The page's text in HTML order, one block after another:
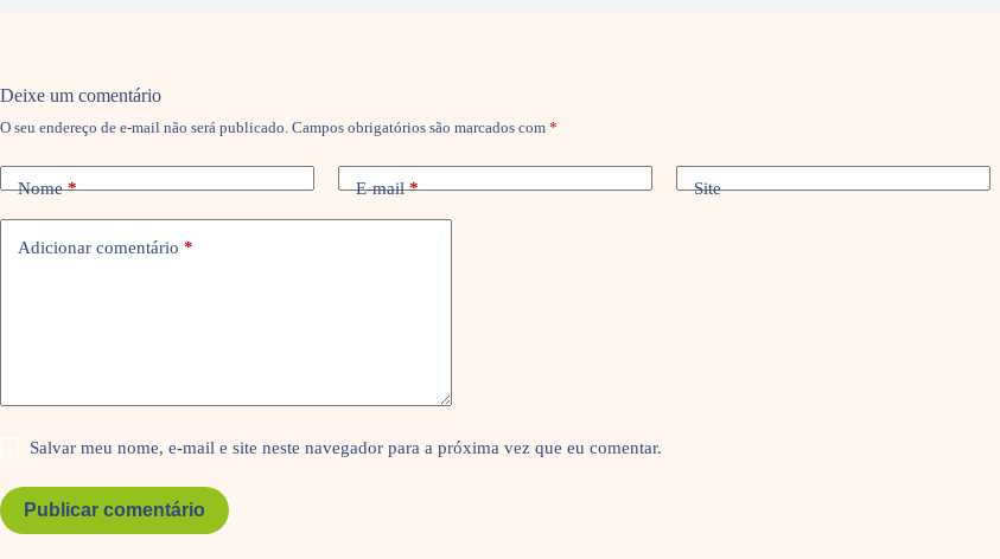
Deixe um comentário
O seu endereço de e-mail não será publicado. Campos obrigatórios são marcados com *
Nome* E-mail* Site
Adicionar comentário *
Salvar meu nome, e-mail e site neste navegador para a próxima vez que eu comentar.
Publicar comentário